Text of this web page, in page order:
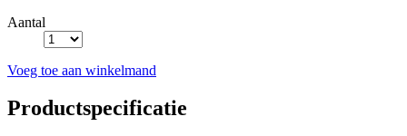
Aantal
Voeg toe aan winkelmand
Productspecificatie